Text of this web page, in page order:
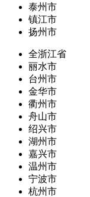
泰州市
镇江市
扬州市
全浙江省
丽水市
台州市
金华市
衢州市
舟山市
绍兴市
湖州市
嘉兴市
温州市
宁波市
杭州市